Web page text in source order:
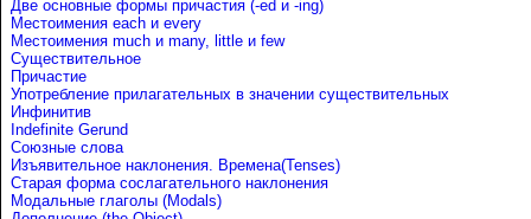
Две основные формы причастия (-ed и -ing)
Местоимения each и every
Местоимения much и many, little и few
Существительное
Причастие
Употребление прилагательных в значении существительных
Инфинитив
Indefinite Gerund
Союзные слова
Изъявительное наклонения. Времена(Tenses)
Старая форма сослагательного наклонения
Модальные глаголы (Modals)